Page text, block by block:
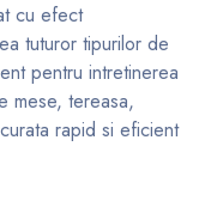
cu efect
tuturor tipurilor de
pentru intretinerea
mese, tereasa,
rapid si eficient